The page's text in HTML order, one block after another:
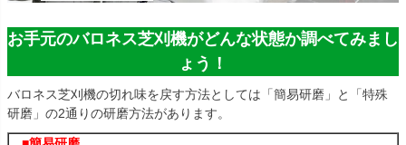
お手元のバロネス芝刈機がどんな状態か調べてみまし
ょう！
バロネス芝刈機の切れ味を戻す方法としては「簡易研磨」と「特殊
研磨」の2通りの研磨方法があります。